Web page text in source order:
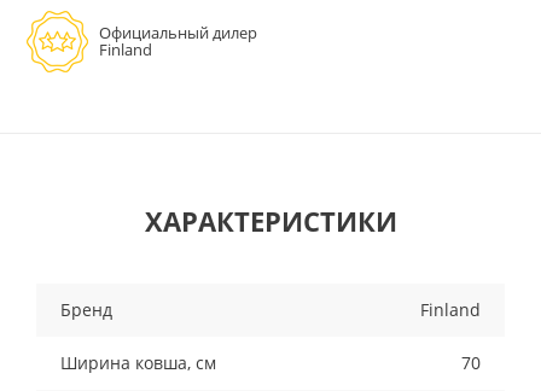
Официальный дилер
Finland
ХАРАКТЕРИСТИКИ
Бренд Finland
Ширина ковша, см 70